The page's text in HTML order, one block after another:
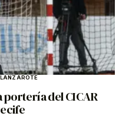
LANZAROTE
portería del CICAR